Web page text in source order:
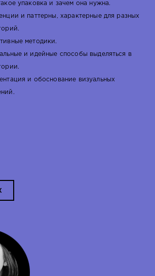
упаковка и зачем она нужна.
и паттерны, характерные для разных
методики.
и идейные способы выделяться в
и обоснование визуальных